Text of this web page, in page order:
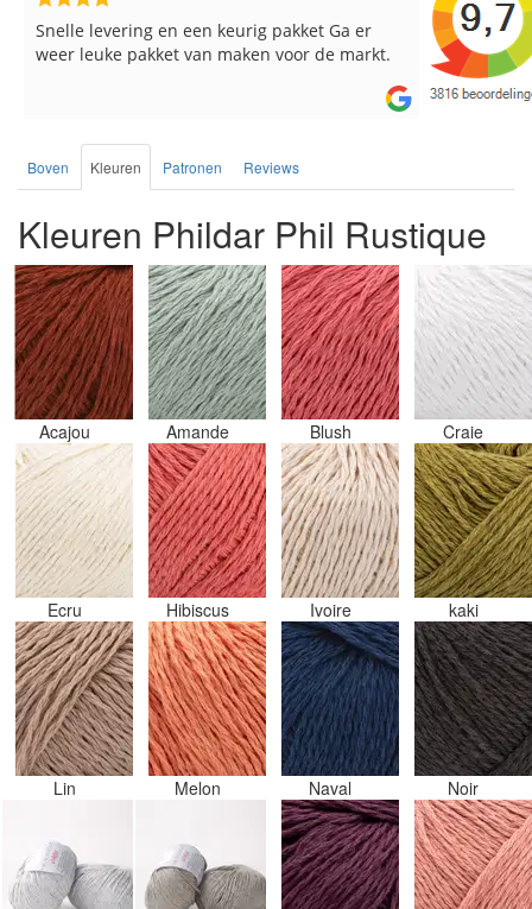
Snelle levering en een keurig pakket Ga er
weer leuke pakket van maken voor de markt.
Reeds
de service.
Boven Kleuren Patronen Reviews
Kleuren Phildar Phil Rustique
Acajou Amande Blush Craie
Ecru Hibiscus Ivoire kaki
Lin Melon Naval Noir